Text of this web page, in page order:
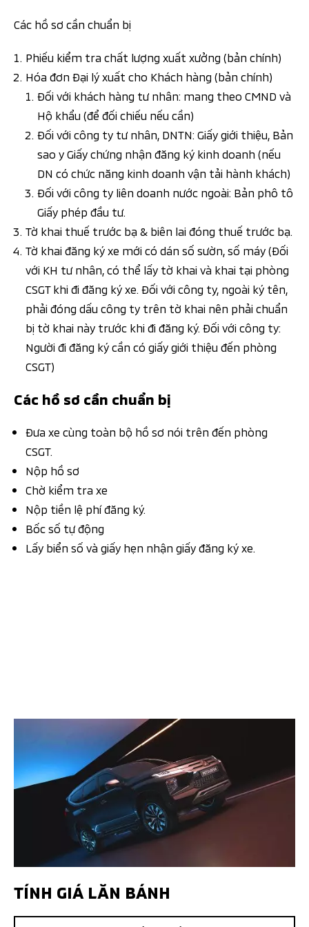
Các hồ sơ cần chuẩn bị
Phiếu kiểm tra chất lượng xuất xưởng (bản chính)
Hóa đơn Đại lý xuất cho Khách hàng (bản chính)
Đối với khách hàng tư nhân: mang theo CMND và
Hộ khẩu (để đối chiếu nếu cần)
Đối với công ty tư nhân, DNTN: Giấy giới thiệu, Bản
sao y Giấy chứng nhận đăng ký kinh doanh (nếu
DN có chức năng kinh doanh vận tải hành khách)
Đối với công ty liên doanh nước ngoài: Bản phô tô
Giấy phép đầu tư.
Tờ khai thuế trước bạ & biên lai đóng thuế trước bạ.
Tờ khai đăng ký xe mới có dán số sườn, số máy (Đối
với KH tư nhân, có thể lấy tờ khai và khai tại phòng
CSGT khi đi đăng ký xe. Đối với công ty, ngoài ký tên,
phải đóng dấu công ty trên tờ khai nên phải chuẩn
bị tờ khai này trước khi đi đăng ký. Đối với công ty:
Người đi đăng ký cần có giấy giới thiệu đến phòng
CSGT)
Các hồ sơ cần chuẩn bị
Đưa xe cùng toàn bộ hồ sơ nói trên đến phòng
CSGT.
Nộp hồ sơ
Chờ kiểm tra xe
Nộp tiền lệ phí đăng ký.
Bốc số tự động
Lấy biển số và giấy hẹn nhận giấy đăng ký xe.
TÍNH GIÁ LĂN BÁNH